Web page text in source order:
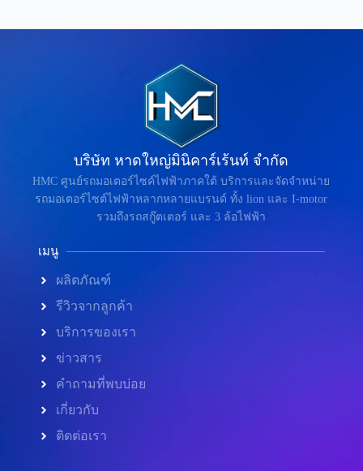
บริษัท หาดใหญ่มินิคาร์เร้นท์ จำกัด
HMC ศูนย์รถมอเตอร์ไซค์ไฟฟ้าภาคใต้ บริการและจัดจำหน่าย
รถมอเตอร์ไซต์ไฟฟ้าหลากหลายแบรนด์ ทั้ง lion และ I-motor
รวมถึงรถสกู๊ตเตอร์ และ 3 ล้อไฟฟ้า
เมนู
ผลิตภัณฑ์
รีวิวจากลูกค้า
บริการของเรา
ข่าวสาร
คำถามที่พบบ่อย
เกี่ยวกับ
ติดต่อเรา